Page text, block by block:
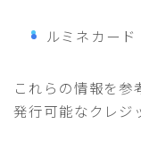
ルミネカード
これらの情報を参
発行可能なクレジ